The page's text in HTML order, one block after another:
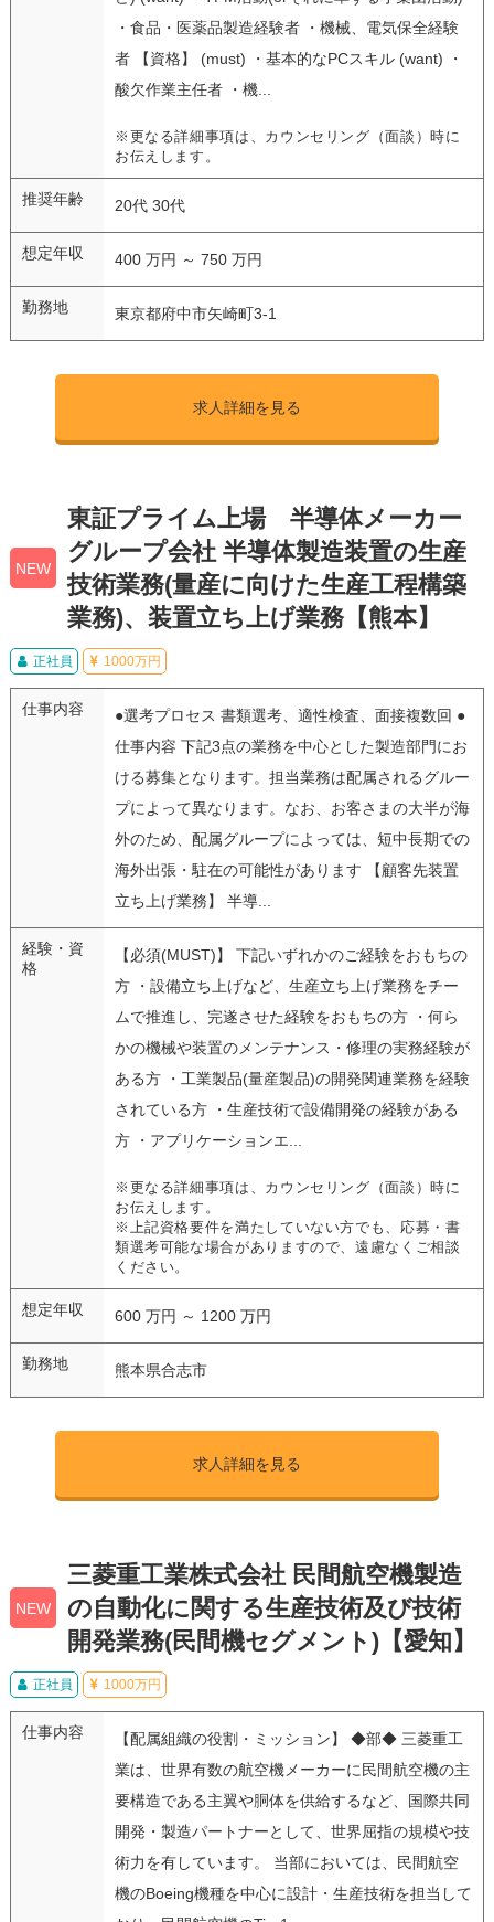
・食品・医薬品製造経験者 ・機械、電気保全経験
者 【資格】 (must) ・基本的なPCスキル (want) ・
酸欠作業主任者 ・機...
※更なる詳細事項は、カウンセリング（面談）時に
お伝えします。
推奨年齢 20代 30代
想定年収 400 万円 ～ 750 万円
勤務地 東京都府中市矢崎町3-1
求人詳細を見る
NEW
東証プライム上場 半導体メーカー
グループ会社 半導体製造装置の生産
技術業務(量産に向けた生産工程構築
業務)、装置立ち上げ業務【熊本】
正社員 1000万円
仕事内容
●選考プロセス 書類選考、適性検査、面接複数回 ●
仕事内容 下記3点の業務を中心とした製造部門にお
ける募集となります。担当業務は配属されるグルー
プによって異なります。なお、お客さまの大半が海
外のため、配属グループによっては、短中長期での
海外出張・駐在の可能性があります 【顧客先装置
立ち上げ業務】 半導...
経験・資
格
【必須(MUST)】 下記いずれかのご経験をおもちの
方 ・設備立ち上げなど、生産立ち上げ業務をチー
ムで推進し、完遂させた経験をおもちの方 ・何ら
かの機械や装置のメンテナンス・修理の実務経験が
ある方 ・工業製品(量産製品)の開発関連業務を経験
されている方 ・生産技術で設備開発の経験がある
方 ・アプリケーションエ...
※更なる詳細事項は、カウンセリング（面談）時に
お伝えします。
※上記資格要件を満たしていない方でも、応募・書
類選考可能な場合がありますので、遠慮なくご相談
ください。
想定年収 600 万円 ～ 1200 万円
勤務地 熊本県合志市
求人詳細を見る
NEW
三菱重工業株式会社 民間航空機製造
の自動化に関する生産技術及び技術
開発業務(民間機セグメント)【愛知】
正社員 1000万円
仕事内容
【配属組織の役割・ミッション】 ◆部◆ 三菱重工
業は、世界有数の航空機メーカーに民間航空機の主
要構造である主翼や胴体を供給するなど、国際共同
開発・製造パートナーとして、世界屈指の規模や技
術力を有しています。 当部においては、民間航空
機のBoeing機種を中心に設計・生産技術を担当して